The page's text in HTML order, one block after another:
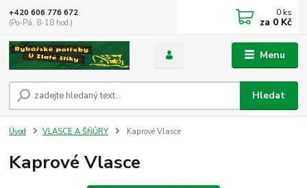
Menu
Hledat
+420 606 776 672
(Po-Pá, 8-18 hod.)
0 ks
za 0 Kč
Úvod VLASCE A ŠŇŮRY Kaprové Vlasce
Kaprové Vlasce